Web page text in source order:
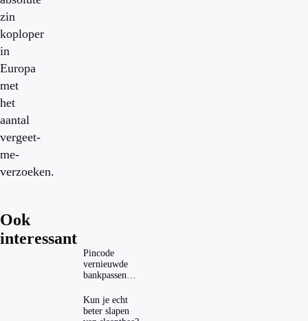
zin
koploper
in
Europa
met
het
aantal
vergeet-
me-
verzoeken.
Ook
interessant
Pincode
vernieuwde
bankpassen
ING-app: is dat
wel veilig?
Kun je echt
beter slapen